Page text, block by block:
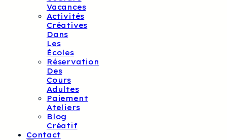
Vacances
Activités
Créatives
Dans
Les
Écoles
Réservation
Des
Cours
Adultes
Paiement
Ateliers
Blog
Créatif
Contact